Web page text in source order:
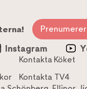
Instagram
Kontakta Köket
Kontakta TV4